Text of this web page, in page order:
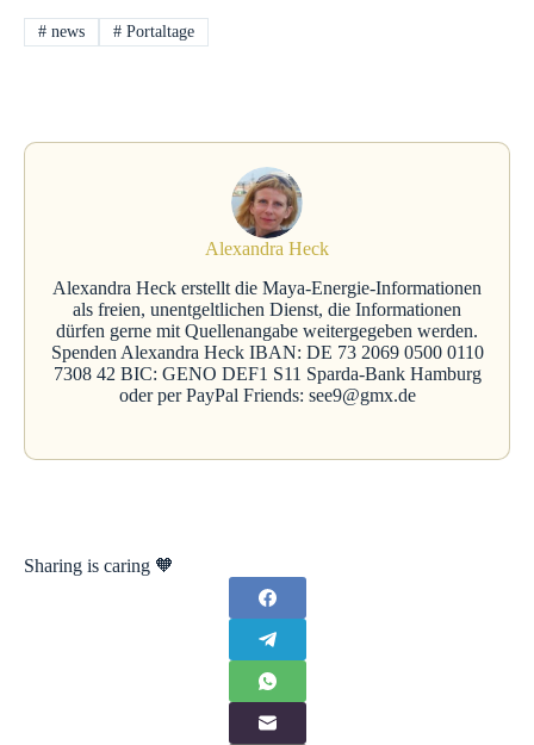
#news #Portaltage
Sharing is caring 🧡
Alexandra Heck
Alexandra Heck erstellt die Maya-Energie-Informationen
als freien, unentgeltlichen Dienst, die Informationen
dürfen gerne mit Quellenangabe weitergegeben werden.
Spenden Alexandra Heck IBAN: DE 73 2069 0500 0110
7308 42 BIC: GENO DEF1 S11 Sparda-Bank Hamburg
oder per PayPal Friends: see9@gmx.de